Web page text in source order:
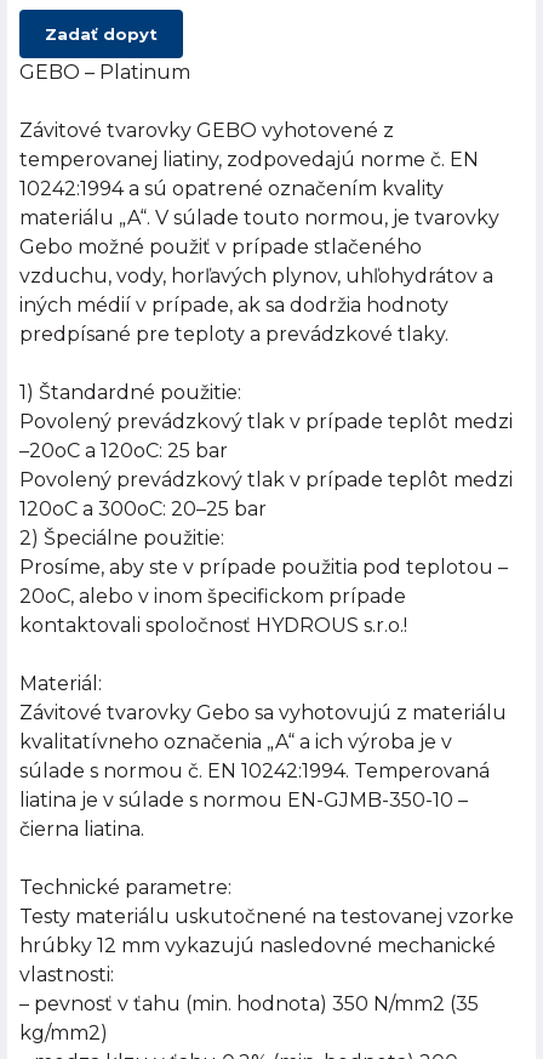
Zadať dopyt
GEBO – Platinum
Závitové tvarovky GEBO vyhotovené z
temperovanej liatiny, zodpovedajú norme č. EN
10242:1994 a sú opatrené označením kvality
materiálu „A“. V súlade touto normou, je tvarovky
Gebo možné použiť v prípade stlačeného
vzduchu, vody, horľavých plynov, uhľohydrátov a
iných médií v prípade, ak sa dodržia hodnoty
predpísané pre teploty a prevádzkové tlaky.
1) Štandardné použitie:
Povolený prevádzkový tlak v prípade teplôt medzi
–20oC a 120oC: 25 bar
Povolený prevádzkový tlak v prípade teplôt medzi
120oC a 300oC: 20–25 bar
2) Špeciálne použitie:
Prosíme, aby ste v prípade použitia pod teplotou –
20oC, alebo v inom špecifickom prípade
kontaktovali spoločnosť HYDROUS s.r.o.!
Materiál:
Závitové tvarovky Gebo sa vyhotovujú z materiálu
kvalitatívneho označenia „A“ a ich výroba je v
súlade s normou č. EN 10242:1994. Temperovaná
liatina je v súlade s normou EN-GJMB-350-10 –
čierna liatina.
Technické parametre:
Testy materiálu uskutočnené na testovanej vzorke
hrúbky 12 mm vykazujú nasledovné mechanické
vlastnosti:
– pevnosť v ťahu (min. hodnota) 350 N/mm2 (35
kg/mm2)